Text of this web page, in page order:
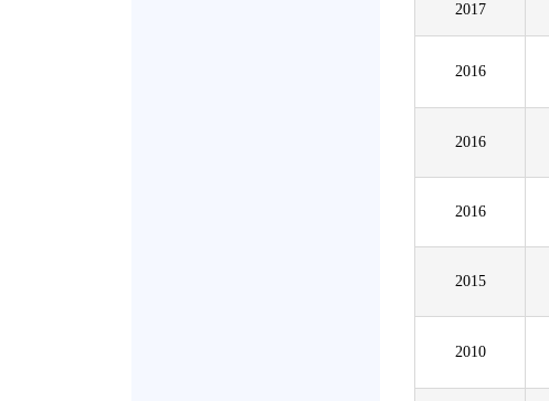
2017
2016
2016
2016
2015
2010